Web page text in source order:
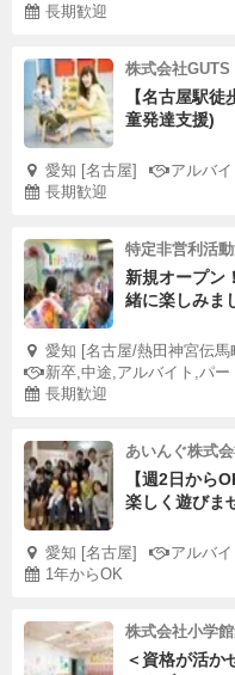
長期歓迎
株式会社GUTS
【名古屋駅
童発達支援)
愛知 [名古屋] アルバイ
長期歓迎
特定非営利活
新規オープン
緒に楽しみま
愛知 [名古屋/熱田神宮伝馬
新卒,中途,アルバイト,パー
長期歓迎
あいんぐ株式
【週2日から
楽しく遊びま
愛知 [名古屋] アルバ
1年からOK
株式会社小学
＜資格が活か